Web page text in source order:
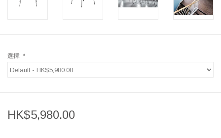
STORIES 故事
選擇: *
HK$5,980.00